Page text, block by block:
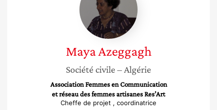
MayaAzeggagh
Société civile – Algérie
Association Femmes en Communication
et réseau des femmes artisanes Res’Art
Cheffe de projet , coordinatrice